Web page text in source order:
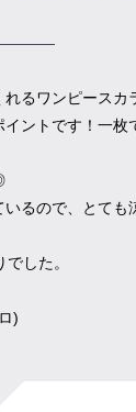
るワンピースカ
ントです！一枚
るので、とても
した。
)